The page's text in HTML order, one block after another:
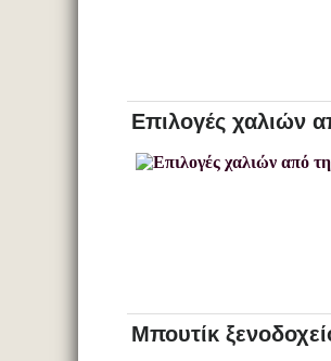
Επιλογές χαλιών
Μπουτίκ